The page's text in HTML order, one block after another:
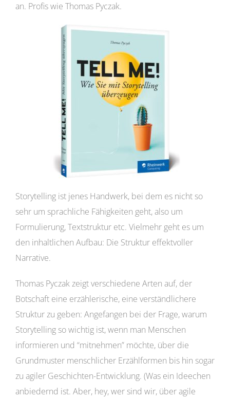
an. Profis wie Thomas Pyczak.
Storytelling ist jenes Handwerk, bei dem es nicht so
sehr um sprachliche Fähigkeiten geht, also um
Formulierung, Textstruktur etc. Vielmehr geht es um
den inhaltlichen Aufbau: Die Struktur effektvoller
Narrative.
Thomas Pyczak zeigt verschiedene Arten auf, der
Botschaft eine erzählerische, eine verständlichere
Struktur zu geben: Angefangen bei der Frage, warum
Storytelling so wichtig ist, wenn man Menschen
informieren und “mitnehmen” möchte, über die
Grundmuster menschlicher Erzählformen bis hin sogar
zu agiler Geschichten-Entwicklung. (Was ein Ideechen
anbiedernd ist. Aber, hey, wer sind wir, über agile